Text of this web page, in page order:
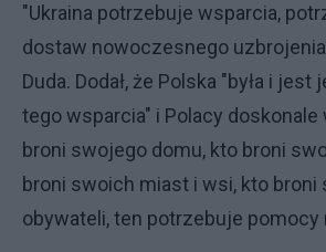
"Ukraina potrzebuje wsparcia,
dostaw nowoczesnego
Duda. Dodał, że Polska "była i
tego wsparcia" i Polacy doskonale
broni swojego domu, kto broni
broni swoich miast i wsi, kto broni
obywateli, ten potrzebuje pomocy